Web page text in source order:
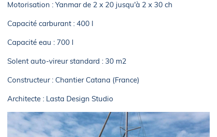
Motorisation : Yanmar de 2 x 20 jusqu'à 2 x 30 ch
Capacité carburant : 400 l
Capacité eau : 700 l
Solent auto-vireur standard : 30 m2
Constructeur : Chantier Catana (France)
Architecte : Lasta Design Studio